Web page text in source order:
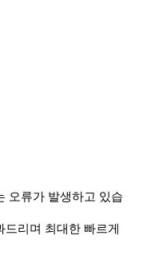
오류가 발생하고 있습
리며 최대한 빠르게